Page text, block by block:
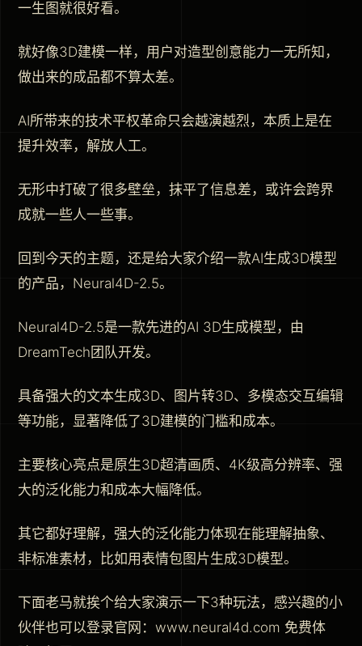
一生图就很好看。
就好像3D建模一样，用户对造型创意能力一无所知，
做出来的成品都不算太差。
AI所带来的技术平权革命只会越演越烈，本质上是在
提升效率，解放人工。
无形中打破了很多壁垒，抹平了信息差，或许会跨界
成就一些人一些事。
回到今天的主题，还是给大家介绍一款AI生成3D模型
的产品，Neural4D-2.5。
Neural4D-2.5是一款先进的AI 3D生成模型，由
DreamTech团队开发。
具备强大的文本生成3D、图片转3D、多模态交互编辑
等功能，显著降低了3D建模的门槛和成本。
主要核心亮点是原生3D超清画质、4K级高分辨率、强
大的泛化能力和成本大幅降低。
其它都好理解，强大的泛化能力体现在能理解抽象、
非标准素材，比如用表情包图片生成3D模型。
下面老马就挨个给大家演示一下3种玩法，感兴趣的小
伙伴也可以登录官网：www.neural4d.com 免费体